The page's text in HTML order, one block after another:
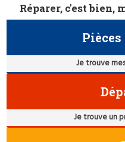
Réparer, c'est bien,
Pièces
Je trouve
Je trouve un